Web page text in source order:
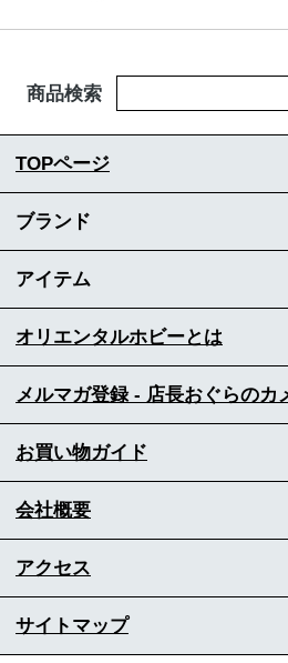
商品検索
TOPページ
ブランド
アイテム
オリエンタルホビーとは
メルマガ登録 - 店長おぐらのカ
お買い物ガイド
会社概要
アクセス
サイトマップ